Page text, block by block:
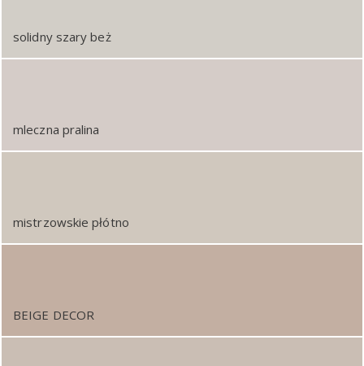
solidny szary beż
mleczna pralina
mistrzowskie płótno
BEIGE DECOR